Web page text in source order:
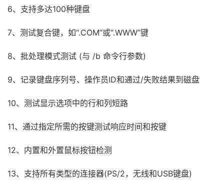
6、支持多达100种键盘
7、测试复合键，如“.COM”或“.WWW”键
8、批处理模式测试 (与 /b 命令行参数)
9、记录键盘序列号、操作员ID和通过/失败结果到磁盘
10、测试显示选项中的行和列短路
11、通过指定所需的按键测试响应时间和按键
12、内置和外置鼠标按钮检测
13、支持所有类型的连接器(PS/2，无线和USB键盘)